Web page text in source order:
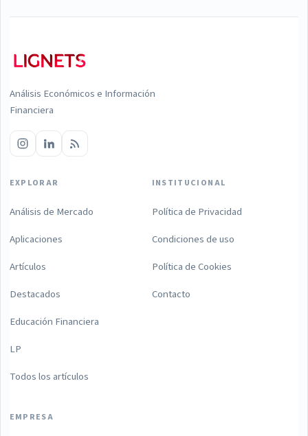
Análisis Económicos e Información
Financiera
EXPLORAR
Análisis de Mercado
Aplicaciones
Artículos
Destacados
Educación Financiera
LP
Todos los artículos
INSTITUCIONAL
Política de Privacidad
Condiciones de uso
Política de Cookies
Contacto
EMPRESA